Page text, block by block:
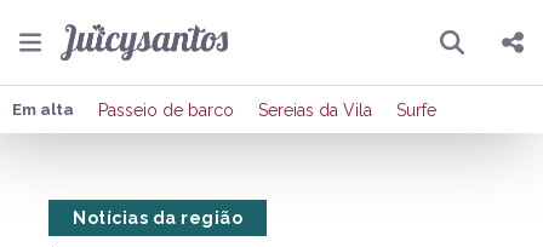
Pesquisar
Compartilhar
Em alta Passeio de barco Sereias da Vila Surfe
Notícias da região